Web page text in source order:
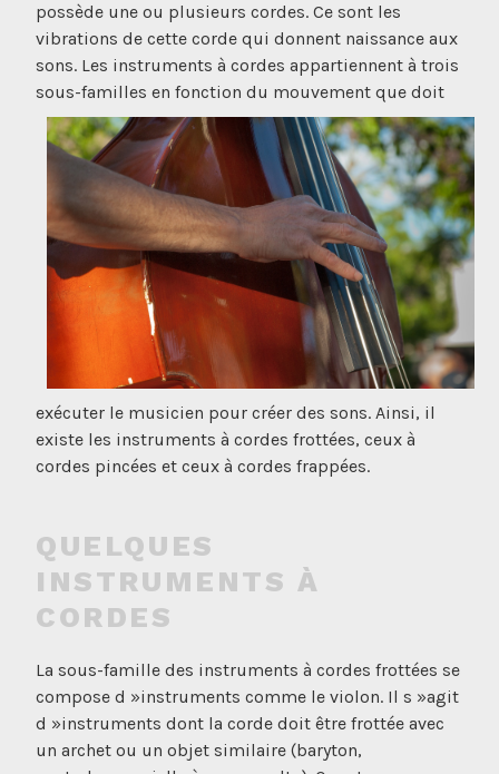
possède une ou plusieurs cordes. Ce sont les
vibrations de cette corde qui donnent naissance aux
sons. Les instruments à cordes appartiennent à trois
sous-familles en fonction du mouvement que doit
exécuter le musicien pour créer des sons. Ainsi, il
existe les instruments à cordes frottées, ceux à
cordes pincées et ceux à cordes frappées.
QUELQUES
INSTRUMENTS À
CORDES
La sous-famille des instruments à cordes frottées se
compose d »instruments comme le violon. Il s »agit
d »instruments dont la corde doit être frottée avec
un archet ou un objet similaire (baryton,